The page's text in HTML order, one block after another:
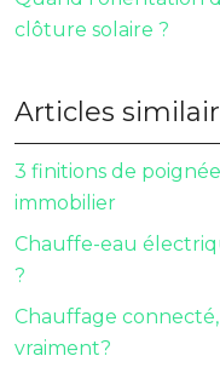
clôture solaire ?
Articles
3 finitions de
immobilier
Chauffe-eau
?
Chauffage
vraiment?